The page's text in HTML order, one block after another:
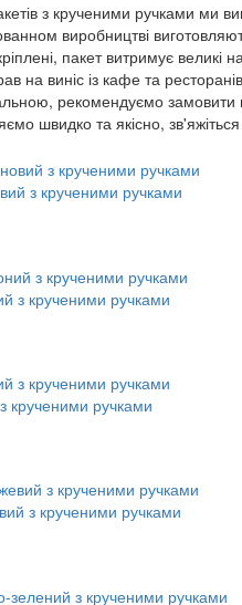
з крученими ручками ми
виробництві
пакет витримує
на виніс із кафе та
рекомендуємо
швидко та якісно,
з крученими ручками
з крученими ручками
крученими ручками
з крученими ручками